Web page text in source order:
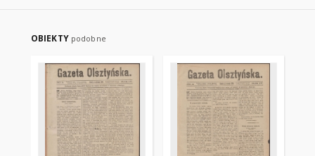
OBIEKTY podobne